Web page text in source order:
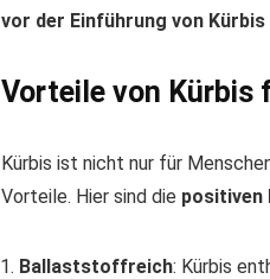
vor der Einführung von
Vorteile von Kürbis
Kürbis ist nicht nur für
Vorteile. Hier sind die positiven
Ballaststoffreich: Kürbis